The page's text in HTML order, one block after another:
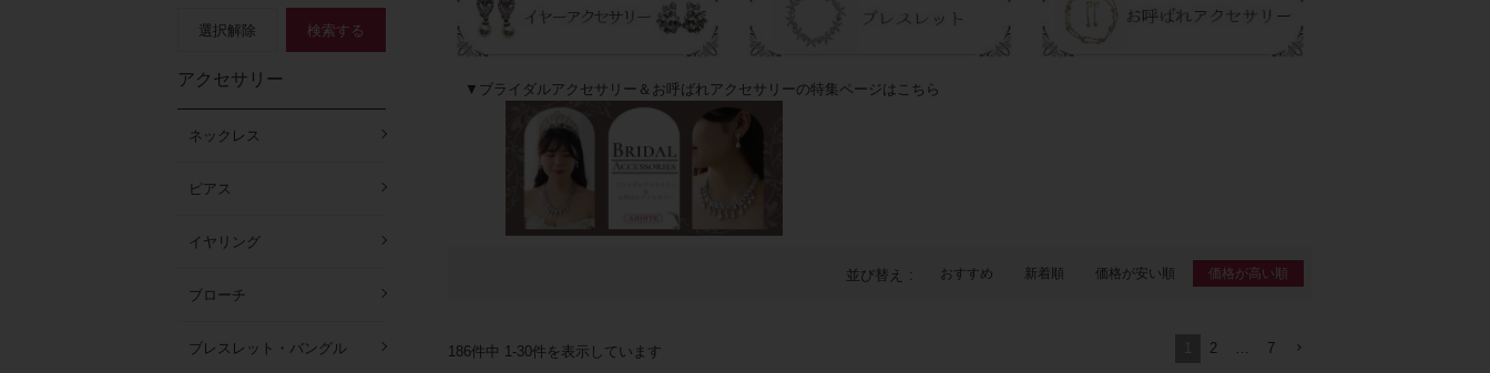
アクセサリー
ネックレス
ピアス
イヤリング
ブローチ
ブレスレット・バングル
▼ブライダルアクセサリー＆お呼ばれアクセサリーの特集ページはこちら
並び替え おすすめ 新着順 価格が安い順 価格が高い順
186件中 1-30 2 … 7